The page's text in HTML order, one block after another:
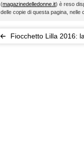
(magazinedelledonne.it) è reso
delle copie di questa pagina, nelle
Fiocchetto Lilla 2016: